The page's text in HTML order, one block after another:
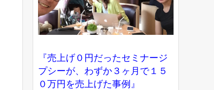
『売上げ０円だったセミナージ
プシーが、わずか３ヶ月で１５
０万円を売上げた事例』